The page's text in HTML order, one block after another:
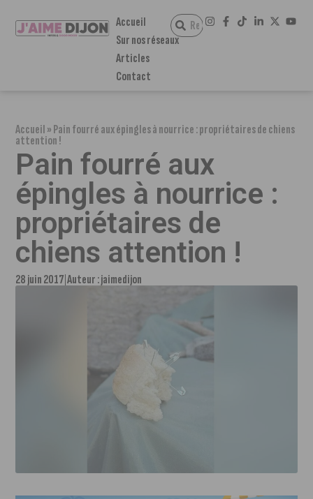
Accueil
Sur nos réseaux
Articles
Contact
Accueil»Pain fourré aux épingles à nourrice : propriétaires de chiens
attention !
Pain fourré aux
épingles à nourrice :
propriétaires de
chiens attention !
28 juin 2017 Auteur :jaimedijon